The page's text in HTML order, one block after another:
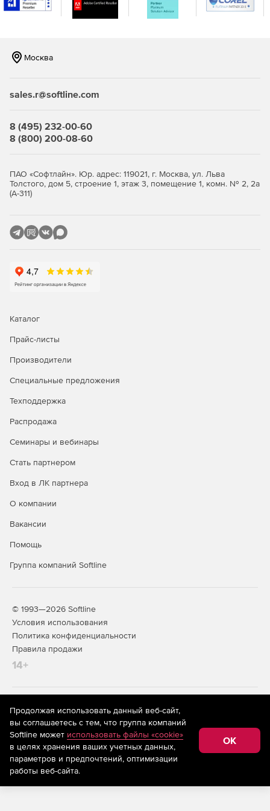
Москва
sales.r@softline.com
8 (495) 232-00-60
8 (800) 200-08-60
ПАО «Софтлайн». Юр. адрес: 119021, г. Москва, ул. Льва
Толстого, дом 5, строение 1, этаж 3, помещение 1, комн. № 2, 2а
(А-311)
Каталог
Прайс-листы
Производители
Специальные предложения
Техподдержка
Распродажа
Семинары и вебинары
Стать партнером
Вход в ЛК партнера
О компании
Вакансии
Помощь
Группа компаний Softline
© 1993—2026 Softline
Условия использования
Политика конфиденциальности
Правила продажи
14+
На информационном ресурсе store.softline.ru применяются
рекомендательные технологии
(информационные технологии
предоставления информации на основе сбора,
систематизации и анализа сведений, относящихся к
предпочтениям пользователей сети «Интернет»,
находящихся на территории Российской Федерации)
Продолжая использовать данный веб-сайт,
вы соглашаетесь с тем, что группа компаний
Softline может использовать файлы «cookie»
в целях хранения ваших учетных данных,
параметров и предпочтений, оптимизации
работы веб-сайта.
OK